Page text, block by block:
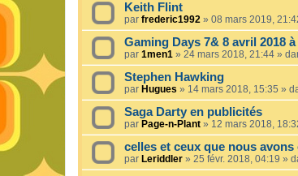
Keith Flint
par frederic1992 » 08 mars 2019,
Gaming Days 7& 8 avril 2018
par 1men1 » 24 mars 2018, 21:44 »
Stephen Hawking
par Hugues » 14 mars 2018, 15:35 »
Saga Darty en publicités
par Page-n-Plant » 12 mars 2018,
celles et ceux que nous avons
par Leriddler » 25 févr. 2018, 04:19 »